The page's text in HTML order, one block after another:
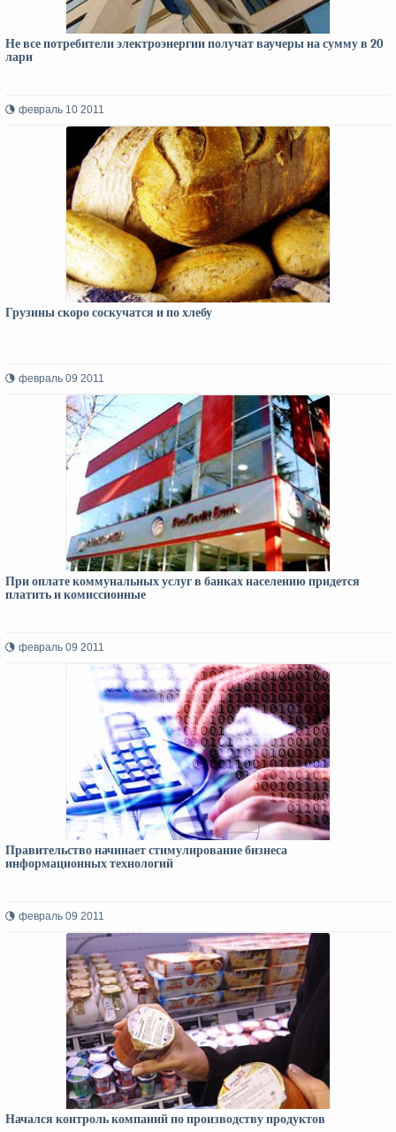
Не все потребители электроэнергии получат ваучеры на сумму в 20
лари
февраль 10 2011
Грузины скоро соскучатся и по хлебу
февраль 09 2011
При оплате коммунальных услуг в банках населению придется
платить и комиссионные
февраль 09 2011
Правительство начинает стимулирование бизнеса
информационных технологий
февраль 09 2011
Начался контроль компаний по производству продуктов